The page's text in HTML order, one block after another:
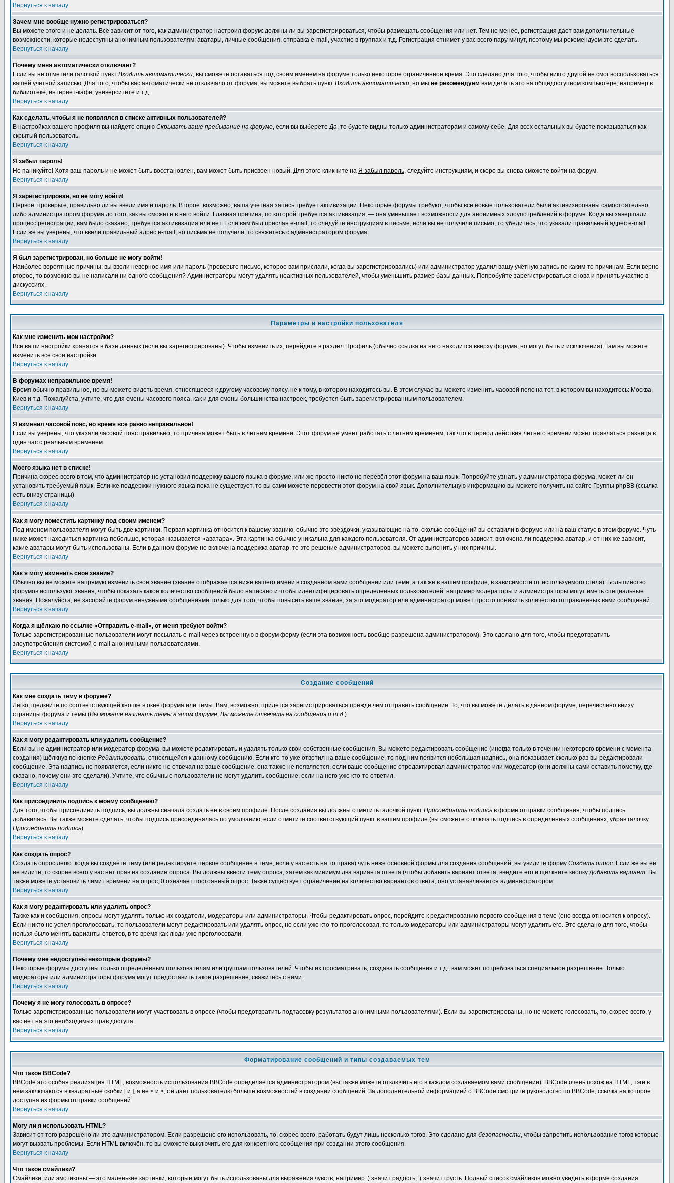
Вернуться к началу
Зачем мне вообще нужно регистрироваться?
Вы можете этого и не делать. Всё зависит от того, как администратор настроил форум: должны ли вы зарегистрироваться, чтобы размещать сообщения или нет. Тем не менее, регистрация дает вам дополнительные
возможности, которые недоступны анонимным пользователям: аватары, личные сообщения, отправка e-mail, участие в группах и т.д. Регистрация отнимет у вас всего пару минут, поэтому мы рекомендуем это сделать.
Вернуться к началу
Почему меня автоматически отключает?
Если вы не отметили галочкой пункт Входить автоматически, вы сможете оставаться под своим именем на форуме только некоторое ограниченное время. Это сделано для того, чтобы никто другой не смог воспользоваться
вашей учётной записью. Для того, чтобы вас автоматически не отключало от форума, вы можете выбрать пункт Входить автоматически, но мы не рекомендуем вам делать это на общедоступном компьютере, например в
библиотеке, интернет-кафе, университете и т.д.
Вернуться к началу
Как сделать, чтобы я не появлялся в списке активных пользователей?
В настройках вашего профиля вы найдете опцию Скрывать ваше пребывание на форуме, если вы выберетеДа, то будете видны только администраторам и самому себе. Для всех остальных вы будете показываться как
скрытый пользователь.
Вернуться к началу
Я забыл пароль!
Не паникуйте! Хотя ваш пароль и не может быть восстановлен, вам может быть присвоен новый. Для этого кликните на Я забыл пароль, следуйте инструкциям, и скоро вы снова сможете войти на форум.
Вернуться к началу
Я зарегистрирован, но не могу войти!
Первое: проверьте, правильно ли вы ввели имя и пароль. Второе: возможно, ваша учетная запись требует активизации. Некоторые форумы требуют, чтобы все новые пользователи были активизированы самостоятельно
либо администратором форума до того, как вы сможете в него войти. Главная причина, по которой требуется активизация, — она уменьшает возможности для анонимных злоупотреблений в форуме. Когда вы завершали
процесс регистрации, вам было сказано, требуется активизация или нет. Если вам был прислан e-mail, то следуйте инструкциям в письме, если вы не получили письмо, то убедитесь, что указали правильный адрес e-mail.
Если же вы уверены, что ввели правильный адрес e-mail, но письма не получили, то свяжитесь с администратором форума.
Вернуться к началу
Я был зарегистрирован, но больше не могу войти!
Наиболее вероятные причины: вы ввели неверное имя или пароль (проверьте письмо, которое вам прислали, когда вы зарегистрировались) или администратор удалил вашу учётную запись по каким-то причинам. Если верно
второе, то возможно вы не написали ни одного сообщения? Администраторы могут удалять неактивных пользователей, чтобы уменьшить размер базы данных. Попробуйте зарегистрироваться снова и принять участие в
дискуссиях.
Вернуться к началу
Параметры и настройки пользователя
Как мне изменить мои настройки?
Все ваши настройки хранятся в базе данных (если вы зарегистрированы). Чтобы изменить их, перейдите в раздел Профиль (обычно ссылка на него находится вверху форума, но могут быть и исключения). Там вы можете
изменить все свои настройки
Вернуться к началу
В форумах неправильное время!
Время обычно правильное, но вы можете видеть время, относящееся к другому часовому поясу, не к тому, в котором находитесь вы. В этом случае вы можете изменить часовой пояс на тот, в котором вы находитесь: Москва,
Киев и т.д. Пожалуйста, учтите, что для смены часового пояса, как и для смены большинства настроек, требуется быть зарегистрированным пользователем.
Вернуться к началу
Я изменил часовой пояс, но время все равно неправильное!
Если вы уверены, что указали часовой пояс правильно, то причина может быть в летнем времени. Этот форум не умеет работать с летним временем, так что в период действия летнего времени может появляться разница в
один час с реальным временем.
Вернуться к началу
Моего языка нет в списке!
Причина скорее всего в том, что администратор не установил поддержку вашего языка в форуме, или же просто никто не перевёл этот форум на ваш язык. Попробуйте узнать у администратора форума, может ли он
установить требуемый язык. Если же поддержки нужного языка пока не существует, то вы сами можете перевести этот форум на свой язык. Дополнительную информацию вы можете получить на сайте Группы phpBB (ссылка
есть внизу страницы)
Вернуться к началу
Как я могу поместить картинку под своим именем?
Под именем пользователя могут быть две картинки. Первая картинка относится к вашему званию, обычно это звёздочки, указывающие на то, сколько сообщений вы оставили в форуме или на ваш статус в этом форуме. Чуть
ниже может находиться картинка побольше, которая называется «аватара». Эта картинка обычно уникальна для каждого пользователя. От администраторов зависит, включена ли поддержка аватар, и от них же зависит,
какие аватары могут быть использованы. Если в данном форуме не включена поддержка аватар, то это решение администраторов, вы можете выяснить у них причины.
Вернуться к началу
Как я могу изменить свое звание?
Обычно вы не можете напрямую изменить свое звание (звание отображается ниже вашего имени в созданном вами сообщении или теме, а так же в вашем профиле, в зависимости от используемого стиля). Большинство
форумов используют звания, чтобы показать какое количество сообщений было написано и чтобы идентифицировать определенных пользователей: например модераторы и администраторы могут иметь специальные
звания. Пожалуйста, не засоряйте форум ненужными сообщениями только для того, чтобы повысить ваше звание, за это модератор или администратор может просто понизить количество отправленных вами сообщений.
Вернуться к началу
Когда я щёлкаю по ссылке «Отправить e-mail», от меня требуют войти?
Только зарегистрированные пользователи могут посылать e-mail через встроенную в форум форму (если эта возможность вообще разрешена администратором). Это сделано для того, чтобы предотвратить
злоупотребления системой e-mail анонимными пользователями.
Вернуться к началу
Создание сообщений
Как мне создать тему в форуме?
Легко, щёлкните по соответствующей кнопке в окне форума или темы. Вам, возможно, придется зарегистрироваться прежде чем отправить сообщение. То, что вы можете делать в данном форуме, перечислено внизу
страницы форума и темы (Вы можете начинать темы в этом форуме, Вы можете отвечать на сообщения и т.д.)
Вернуться к началу
Как я могу редактировать или удалить сообщение?
Если вы не администратор или модератор форума, вы можете редактировать и удалять только свои собственные сообщения. Вы можете редактировать сообщение (иногда только в течении некоторого времени с момента
создания) щёлкнув по кнопке Редактировать, относящейся к данному сообщению. Если кто-то уже ответил на ваше сообщение, то под ним появится небольшая надпись, она показывает сколько раз вы редактировали
сообщение. Эта надпись не появляется, если никто не отвечал на ваше сообщение, она также не появляется, если ваше сообщение отредактировал администратор или модератор (они должны сами оставить пометку, где
сказано, почему они это сделали). Учтите, что обычные пользователи не могут удалить сообщение, если на него уже кто-то ответил.
Вернуться к началу
Как присоединить подпись к моему сообщению?
Для того, чтобы присоединить подпись, вы должны сначала создать её в своем профиле. После создания вы должны отметить галочкой пункт Присоединить подпись в форме отправки сообщения, чтобы подпись
добавилась. Вы также можете сделать, чтобы подпись присоединялась по умолчанию, если отметите соответствующий пункт в вашем профиле (вы сможете отключать подпись в определенных сообщениях, убрав галочку
Присоединить подпись)
Вернуться к началу
Как создать опрос?
Создать опрос легко: когда вы создаёте тему (или редактируете первое сообщение в теме, если у вас есть на то права) чуть ниже основной формы для создания сообщений, вы увидите форму Создать опрос. Если же вы её
не видите, то скорее всего у вас нет прав на создание опроса. Вы должны ввести тему опроса, затем как минимум два варианта ответа (чтобы добавить вариант ответа, введите его и щёлкните кнопкуДобавить вариант. Вы
также можете установить лимит времени на опрос, 0 означает постоянный опрос. Также существует ограничение на количество вариантов ответа, оно устанавливается администратором.
Вернуться к началу
Как я могу редактировать или удалить опрос?
Также как и сообщения, опросы могут удалять только их создатели, модераторы или администраторы. Чтобы редактировать опрос, перейдите к редактированию первого сообщения в теме (оно всегда относится к опросу).
Если никто не успел проголосовать, то пользователи могут редактировать или удалять опрос, но если уже кто-то проголосовал, то только модераторы или администраторы могут удалить его. Это сделано для того, чтобы
нельзя было менять варианты ответов, в то время как люди уже проголосовали.
Вернуться к началу
Почему мне недоступны некоторые форумы?
Некоторые форумы доступны только определённым пользователям или группам пользователей. Чтобы их просматривать, создавать сообщения и т.д., вам может потребоваться специальное разрешение. Только
модераторы или администраторы форума могут предоставить такое разрешение, свяжитесь с ними.
Вернуться к началу
Почему я не могу голосовать в опросе?
Только зарегистрированные пользователи могут участвовать в опросе (чтобы предотвратить подтасовку результатов анонимными пользователями). Если вы зарегистрированы, но не можете голосовать, то, скорее всего, у
вас нет на это необходимых прав доступа.
Вернуться к началу
Форматирование сообщений и типы создаваемых тем
Что такое BBCode?
BBCode это особая реализация HTML, возможность использования BBCode определяется администратором (вы также можете отключить его в каждом создаваемом вами сообщении). BBCode очень похож на HTML, тэги в
нём заключаются в квадратные скобки [ и ], а не < и >, он даёт пользователю больше возможностей в создании сообщений. За дополнительной информацией о BBCode смотрите руководство по BBCode, ссылка на которое
доступна из формы отправки сообщений.
Вернуться к началу
Могу ли я использовать HTML?
Зависит от того разрешено ли это администратором. Если разрешено его использовать, то, скорее всего, работать будут лишь несколько тэгов. Это сделано для безопасности, чтобы запретить использование тэгов которые
могут вызвать проблемы. Если HTML включён, то вы сможете выключить его для конкретного сообщения при создании этого сообщения.
Вернуться к началу
Что такое смайлики?
Смайлики, или эмотиконы — это маленькие картинки, которые могут быть использованы для выражения чувств, например :) значит радость, :( значит грусть. Полный список смайликов можно увидеть в форме создания